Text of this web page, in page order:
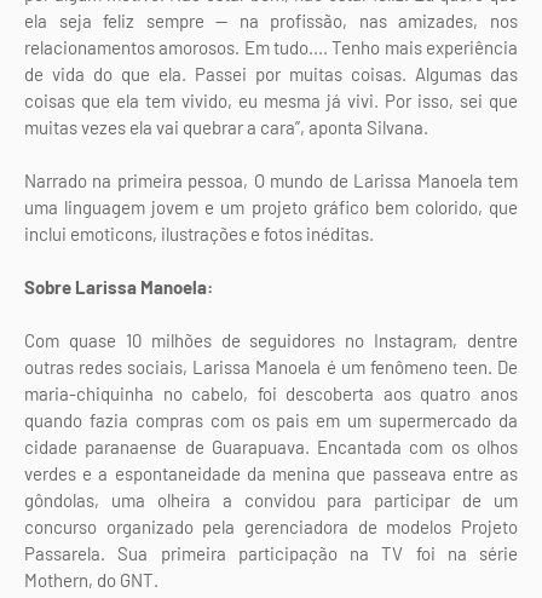
ela seja feliz sempre — na profissão, nas amizades, nos
relacionamentos amorosos. Em tudo.... Tenho mais experiência
de vida do que ela. Passei por muitas coisas. Algumas das
coisas que ela tem vivido, eu mesma já vivi. Por isso, sei que
muitas vezes ela vai quebrar a cara”, aponta Silvana.
Narrado na primeira pessoa, O mundo de Larissa Manoela tem
uma linguagem jovem e um projeto gráfico bem colorido, que
inclui emoticons, ilustrações e fotos inéditas.
Sobre Larissa Manoela:
Com quase 10 milhões de seguidores no Instagram, dentre
outras redes sociais, Larissa Manoela é um fenômeno teen. De
maria-chiquinha no cabelo, foi descoberta aos quatro anos
quando fazia compras com os pais em um supermercado da
cidade paranaense de Guarapuava. Encantada com os olhos
verdes e a espontaneidade da menina que passeava entre as
gôndolas, uma olheira a convidou para participar de um
concurso organizado pela gerenciadora de modelos Projeto
Passarela. Sua primeira participação na TV foi na série
Mothern, do GNT.